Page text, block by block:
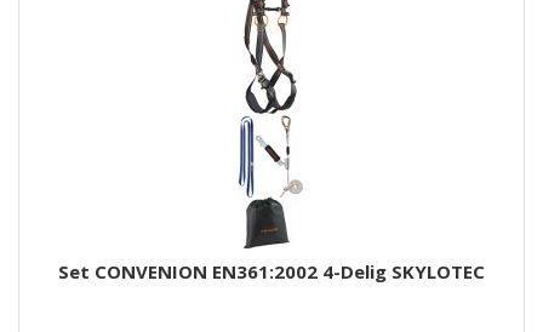
Set CONVENION EN361:2002 4-Delig SKYLOTEC